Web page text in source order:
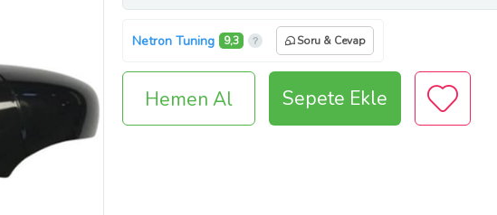
Netron Tuning 9,3 Soru & Cevap
Hemen Al Sepete Ekle